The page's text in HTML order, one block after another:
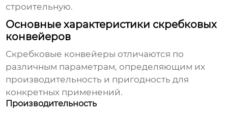
строительную.
Основные характеристики скребковых
конвейеров
Скребковые конвейеры отличаются по
различным параметрам, определяющим их
производительность и пригодность для
конкретных применений.
Производительность